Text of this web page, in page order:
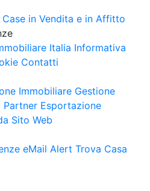
Italia Informativa
Contatti
Immobiliare Gestione
Partner Esportazione
Sito Web
eMail Alert Trova Casa